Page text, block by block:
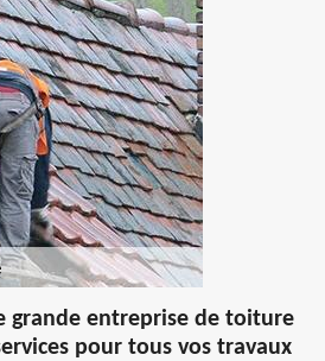
grande entreprise de toiture
pour tous vos travaux